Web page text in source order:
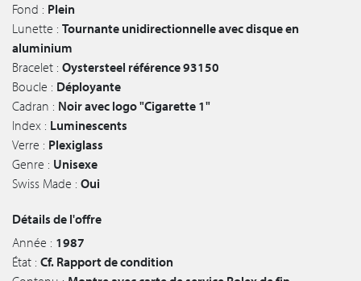
Fond : Plein
Lunette : Tournante unidirectionnelle avec disque en
aluminium
Bracelet : Oystersteel référence 93150
Boucle : Déployante
Cadran : Noir avec logo "Cigarette 1"
Index : Luminescents
Verre : Plexiglass
Genre : Unisexe
Swiss Made : Oui
Détails de l'offre
Année : 1987
État : Cf. Rapport de condition